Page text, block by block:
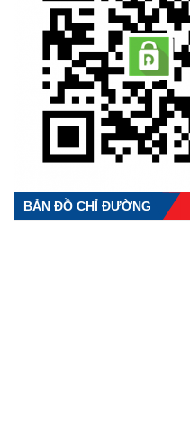
BẢN ĐỒ CHỈ ĐƯỜNG